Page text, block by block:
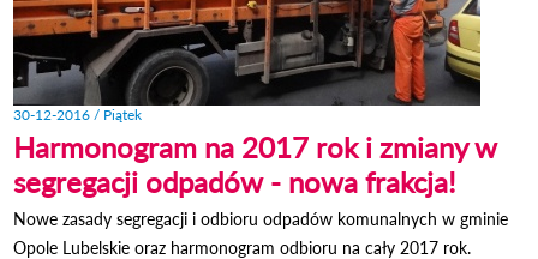
30-12-2016 / Piątek
Harmonogram na 2017 rok i zmiany w
segregacji odpadów - nowa frakcja!
Nowe zasady segregacji i odbioru odpadów komunalnych w gminie
Opole Lubelskie oraz harmonogram odbioru na cały 2017 rok.